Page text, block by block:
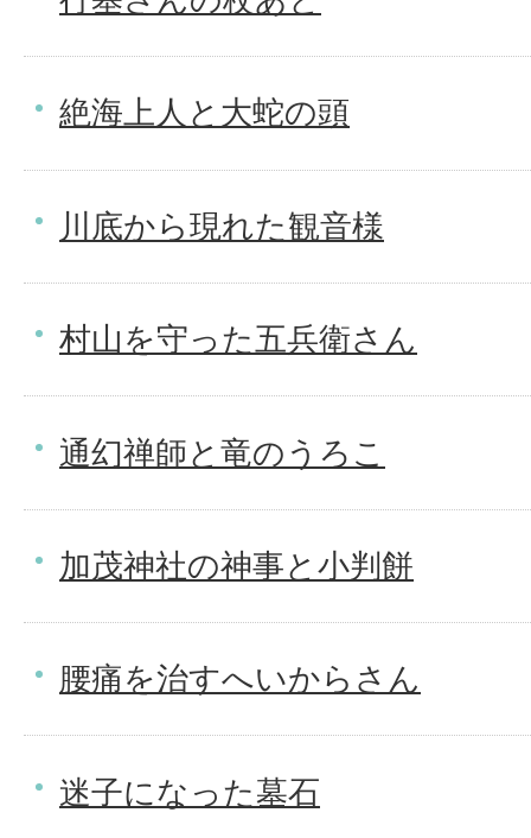
絶海上人と大蛇の頭
川底から現れた観音様
村山を守った五兵衛さん
通幻禅師と竜のうろこ
加茂神社の神事と小判餅
腰痛を治すへいからさん
迷子になった墓石